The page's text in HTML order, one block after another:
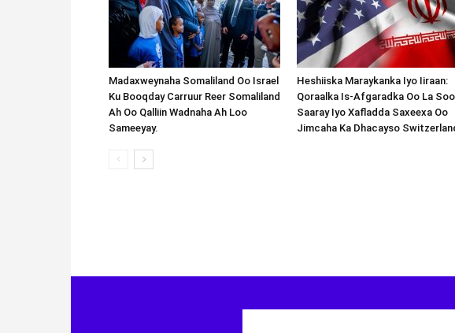
Madaxweynaha Somaliland Oo Israel
Ku Booqday Carruur Reer Somaliland
Ah Oo Qalliin Wadnaha Ah Loo
Sameeyay.
Heshiiska Maraykanka Iyo Iiraan:
Qoraalka Is-Afgaradka Oo La Soo
Saaray Iyo Xafladda Saxeexa Oo
Jimcaha Ka Dhacayso